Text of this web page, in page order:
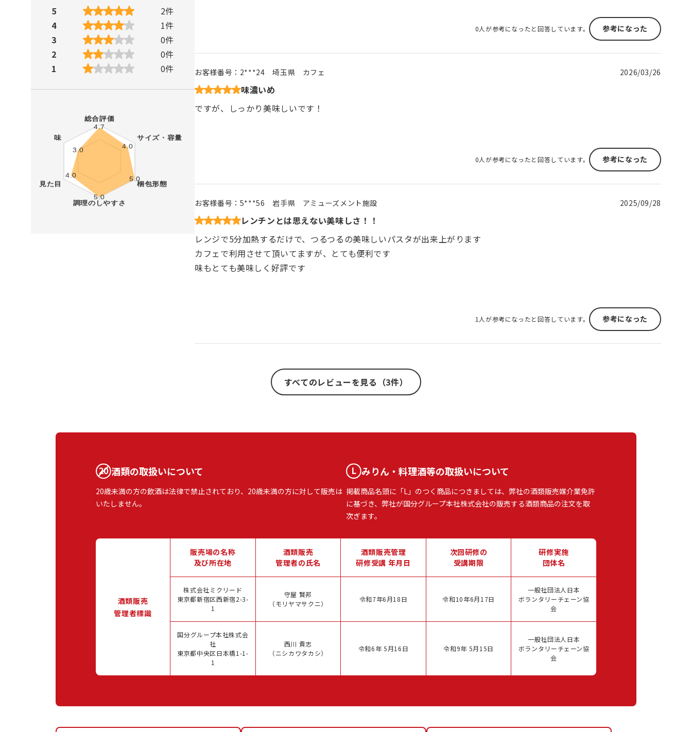
5 2件
4
1件
3
0件
2
0件
1
0件
0人が参考になったと回答しています。 参考になった
お客様番号： 2***24 埼玉県 カフェ 2026/03/26
味濃いめ
ですが、しっかり美味しいです！
0人が参考になったと回答しています。 参考になった
お客様番号： 5***56 岩手県 アミューズメント施設 2025/09/28
レンチンとは思えない美味しさ！！
レンジで5分加熱するだけで、つるつるの美味しいパスタが出来上がります
カフェで利用させて頂いてますが、とても便利です
味もとても美味しく好評です
1人が参考になったと回答しています。 参考になった
すべてのレビューを見る（3件）
酒類の取扱いについて
20歳未満の方の飲酒は法律で禁止されており、20歳未満の方に対して販売は
いたしません。
みりん・料理酒等の取扱いについて
掲載商品名頭に「L」のつく商品につきましては、弊社の酒類販売媒介業免許
に基づき、弊社が国分グループ本社株式会社の販売する酒類商品の注文を取
次ぎます。
酒類販売
管理者標識
販売場の名称
及び所在地
酒類販売
管理者の氏名
酒類販売管理
研修受講 年月日
次回研修の
受講期限
研修実施
団体名
株式会社ミクリード
東京都新宿区西新宿2-3-
1
守屋 賢邦
（モリヤマサクニ）
令和7年6月18日 令和10年6月17日
一般社団法人日本
ボランタリーチェーン協
会
国分グループ本社株式会
社
東京都中央区日本橋1-1-
1
西川 貴志
（ニシカワタカシ）
令和6年 5月16日 令和9年 5月15日
一般社団法人日本
ボランタリーチェーン協
会